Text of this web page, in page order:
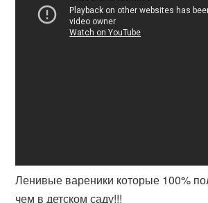
Ленивые вареники которые 100%
чем в детском саду!!!